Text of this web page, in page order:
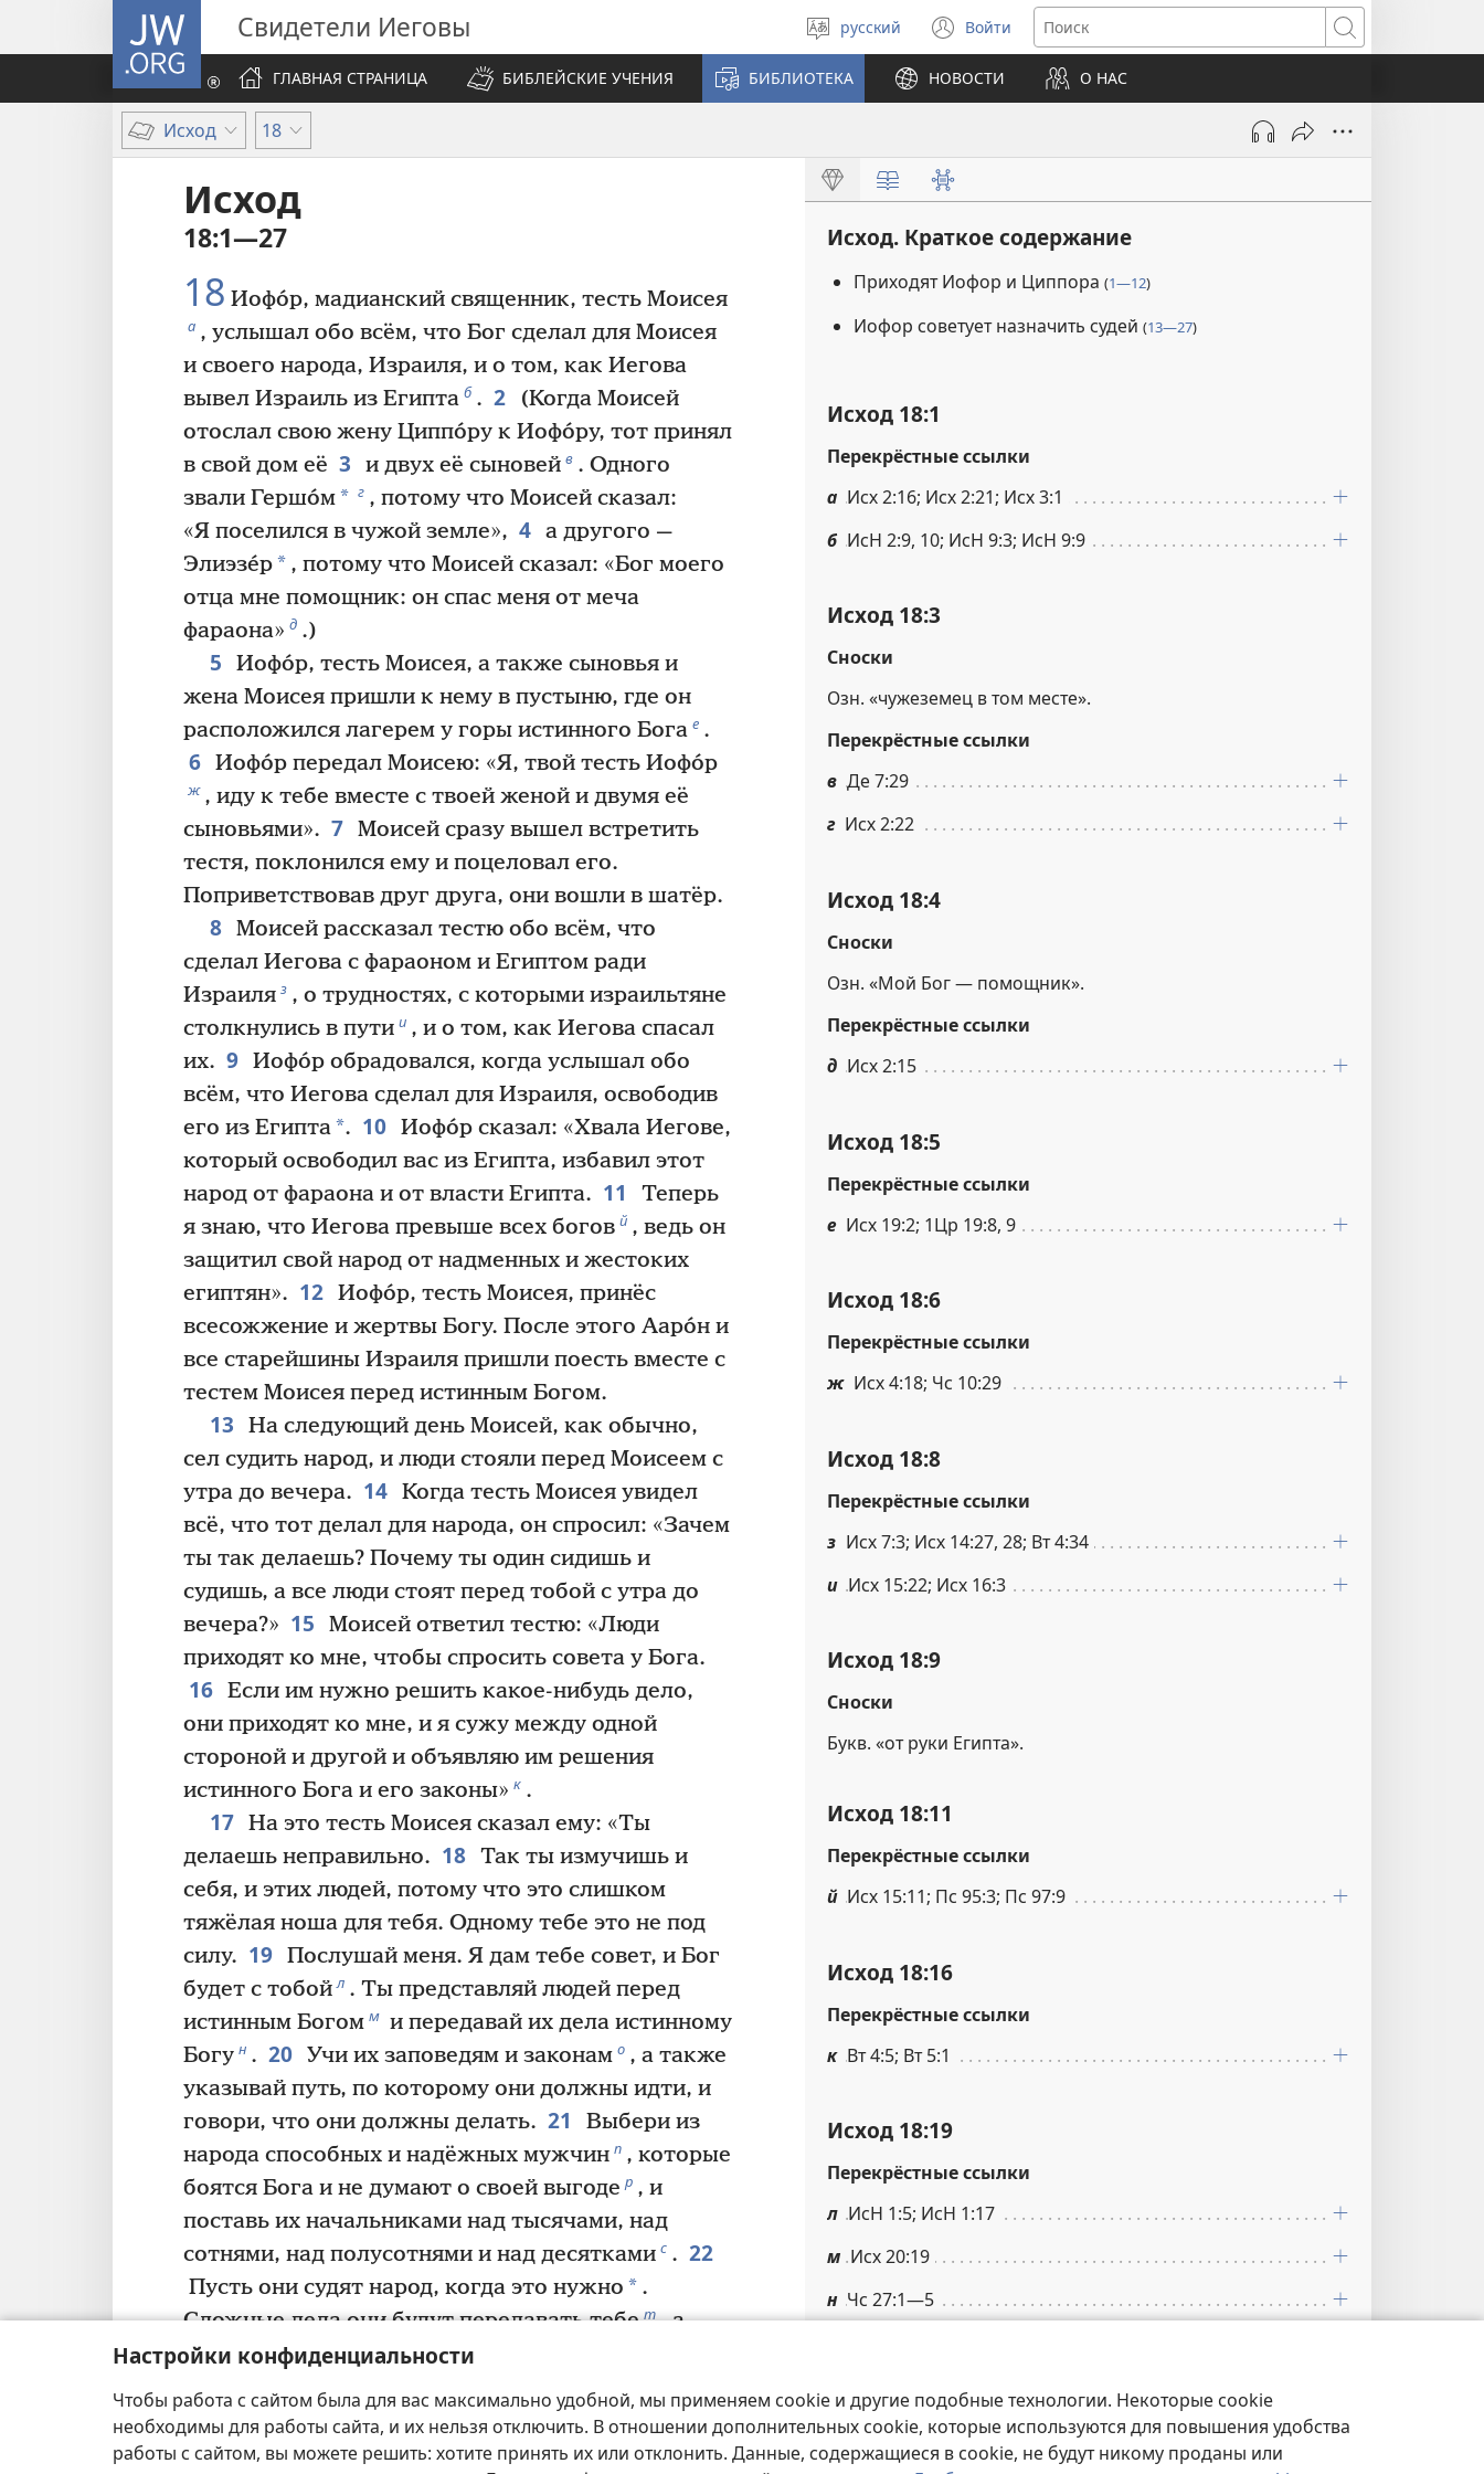
Настройки конфиденциальности
Чтобы работа с сайтом была для вас максимально удобной, мы применяем cookie и другие подобные технологии. Некоторые cookie
необходимы для работы сайта, и их нельзя отключить. В отношении дополнительных cookie, которые используются для повышения удобства
работы с сайтом, вы можете решить: хотите принять их или отклонить. Данные, содержащиеся в cookie, не будут никому проданы или
JW.ORG Свидетели Иеговы
Выберите
язык
русский Войти
(открывается
в
новом
окне)
Поиск
ГЛАВНАЯ СТРАНИЦА
БИБЛЕЙСКИЕ УЧЕНИЯ БИБЛИОТЕКА НОВОСТИ О НАС
Исход 18
Исход
18:1—27
18 Иофо́р, мадианский священник, тесть Моисея
а , услышал обо всём, что Бог сделал для Моисея
и своего народа, Израиля, и о том, как Иегова
вывел Израиль из Египта б . 2
(Когда Моисей
отослал свою жену Циппо́ру к Иофо́ру, тот принял
в свой дом её 3 и двух её сыновей в . Одного
звали Гершо́м* г , потому что Моисей сказал:
«Я поселился в чужой земле», 4 а другого —
Элиэзе́р* , потому что Моисей сказал: «Бог моего
отца мне помощник: он спас меня от меча
фараона» д .)
5
Иофо́р, тесть Моисея, а также сыновья и
жена Моисея пришли к нему в пустыню, где он
расположился лагерем у горы истинного Бога е .
6 Иофо́р передал Моисею: «Я, твой тесть Иофо́р
ж , иду к тебе вместе с твоей женой и двумя её
сыновьями». 7 Моисей сразу вышел встретить
тестя, поклонился ему и поцеловал его.
Поприветствовав друг друга, они вошли в шатёр.
8 Моисей рассказал тестю обо всём, что
сделал Иегова с фараоном и Египтом ради
Израиля з , о трудностях, с которыми израильтяне
столкнулись в пути и , и о том, как Иегова спасал
их. 9 Иофо́р обрадовался, когда услышал обо
всём, что Иегова сделал для Израиля, освободив
его из Египта*. 10 Иофо́р сказал: «Хвала Иегове,
который освободил вас из Египта, избавил этот
народ от фараона и от власти Египта. 11
Теперь
я знаю, что Иегова превыше всех богов й , ведь он
защитил свой народ от надменных и жестоких
египтян». 12 Иофо́р, тесть Моисея, принёс
всесожжение и жертвы Богу. После этого Ааро́н и
все старейшины Израиля пришли поесть вместе с
тестем Моисея перед истинным Богом.
13
На следующий день Моисей, как обычно,
сел судить народ, и люди стояли перед Моисеем с
утра до вечера. 14 Когда тесть Моисея увидел
всё, что тот делал для народа, он спросил: «Зачем
ты так делаешь? Почему ты один сидишь и
судишь, а все люди стоят перед тобой с утра до
вечера?» 15
Моисей ответил тестю: «Люди
приходят ко мне, чтобы спросить совета у Бога.
16 Если им нужно решить какое-нибудь дело,
они приходят ко мне, и я сужу между одной
стороной и другой и объявляю им решения
истинного Бога и его законы» к .
17 На это тесть Моисея сказал ему: «Ты
делаешь неправильно. 18 Так ты измучишь и
себя, и этих людей, потому что это слишком
тяжёлая ноша для тебя. Одному тебе это не под
силу. 19 Послушай меня. Я дам тебе совет, и Бог
будет с тобой л . Ты представляй людей перед
истинным Богом м и передавай их дела истинному
Богу н . 20 Учи их заповедям и законам о , а также
указывай путь, по которому они должны идти, и
говори, что они должны делать. 21
Выбери из
народа способных и надёжных мужчин п , которые
боятся Бога и не думают о своей выгоде р , и
поставь их начальниками над тысячами, над
сотнями, над полусотнями и над десятками с . 22
Пусть они судят народ, когда это нужно * .
Сложные дела они будут передавать тебе т , а
простые будут решать сами. Облегчи свою ношу,
пусть они несут её с тобой
Если ты так
сделаешь — и если так тебе велит Бог, — то
сможешь нести эту ношу, и все будут довольны».
Исход. Краткое содержание
Приходят Иофор и Циппора (1—12)
Иофор советует назначить судей (13—27)
Исход 18:1
Перекрёстные ссылки
а Исх 2:16; Исх 2:21; Исх 3:1
б ИсН 2:9, 10; ИсН 9:3; ИсН 9:9
Исход 18:3
Сноски
Озн. «чужеземец в том месте».
Перекрёстные ссылки
в Де 7:29
г Исх 2:22
Исход 18:4
Сноски
Озн. «Мой Бог — помощник».
Перекрёстные ссылки
д Исх 2:15
Исход 18:5
Перекрёстные ссылки
е Исх 19:2; 1Цр 19:8, 9
Исход 18:6
Перекрёстные ссылки
ж Исх 4:18; Чс 10:29
Исход 18:8
Перекрёстные ссылки
з Исх 7:3; Исх 14:27, 28; Вт 4:34
и Исх 15:22; Исх 16:3
Исход 18:9
Сноски
Букв. «от руки Египта».
Исход 18:11
Перекрёстные ссылки
й Исх 15:11; Пс 95:3; Пс 97:9
Исход 18:16
Перекрёстные ссылки
к Вт 4:5; Вт 5:1
Исход 18:19
Перекрёстные ссылки
л ИсН 1:5; ИсН 1:17
м Исх 20:19
н Чс 27:1—5
Перекрёстные ссылки
о Вт 7:11